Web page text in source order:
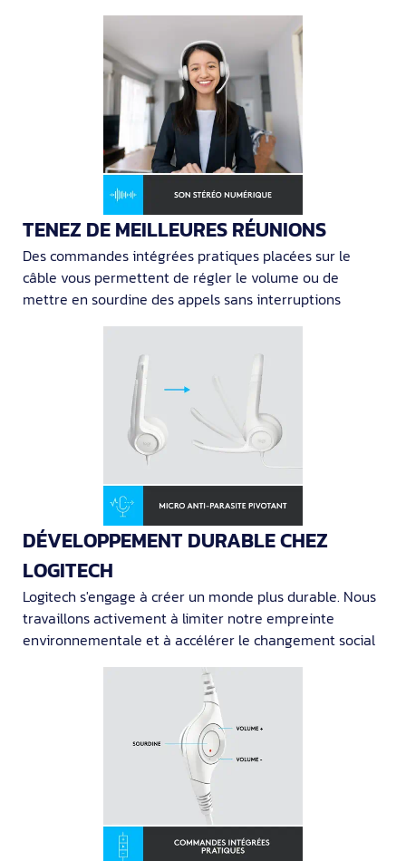
TENEZ DE MEILLEURES RÉUNIONS
Des commandes intégrées pratiques placées sur le
câble vous permettent de régler le volume ou de
mettre en sourdine des appels sans interruptions
DÉVELOPPEMENT DURABLE CHEZ
LOGITECH
Logitech s'engage à créer un monde plus durable. Nous
travaillons activement à limiter notre empreinte
environnementale et à accélérer le changement social